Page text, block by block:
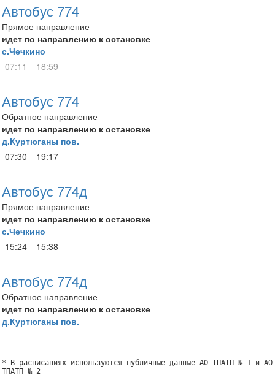
Автобус 774
Прямое направление
идет по направлению к остановке
с.Чечкино
07:11
18:59
Автобус 774
Обратное направление
идет по направлению к остановке
д.Куртюганы пов.
07:30
19:17
Автобус 774д
Прямое направление
идет по направлению к остановке
с.Чечкино
15:24
15:38
Автобус 774д
Обратное направление
идет по направлению к остановке
д.Куртюганы пов.
* В расписаниях используются публичные данные АО ТПАТП № 1 и АО
ТПАТП № 2